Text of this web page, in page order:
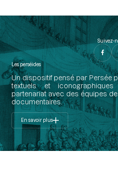
Suivez-
Les perséides
Un dispositif pensé par Persée
textuels et
partenariat avec des équipes
documentaires.
En savoir plus